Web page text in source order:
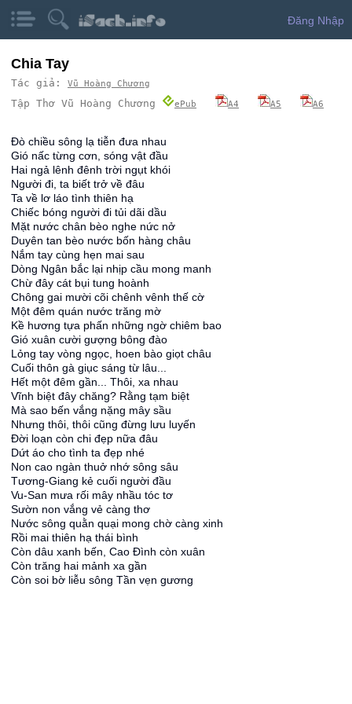
Đăng Nhập
Chia Tay
Tác giả: Vũ Hoàng Chương
Tập Thơ Vũ Hoàng Chương ePub A4 A5 A6
Đò chiều sông lạ tiễn đưa nhau
Gió nấc từng cơn, sóng vật đầu
Hai ngả lênh đênh trời ngụt khói
Người đi, ta biết trở về đâu
Ta về lơ láo tình thiên hạ
Chiếc bóng người đi tủi dãi dầu
Mặt nước chân bèo nghe nức nở
Duyên tan bèo nước bốn hàng châu
Nắm tay cùng hẹn mai sau
Dòng Ngân bắc lại nhịp cầu mong manh
Chừ đây cát bụi tung hoành
Chông gai mười cõi chênh vênh thế cờ
Một đêm quán nước trăng mờ
Kề hương tựa phấn những ngờ chiêm bao
Gió xuân cười gượng bông đào
Lỏng tay vòng ngọc, hoen bào giọt châu
Cuối thôn gà giục sáng từ lâu...
Hết một đêm gần... Thôi, xa nhau
Vĩnh biệt đây chăng? Rằng tạm biệt
Mà sao bến vắng nặng mây sầu
Nhưng thôi, thôi cũng đừng lưu luyến
Đời loạn còn chi đẹp nữa đâu
Dứt áo cho tình ta đẹp nhé
Non cao ngàn thuở nhớ sông sâu
Tương-Giang kẻ cuối người đầu
Vu-San mưa rối mây nhầu tóc tơ
Sườn non vắng vẻ càng thơ
Nước sông quằn quại mong chờ càng xinh
Rồi mai thiên hạ thái bình
Còn dâu xanh bến, Cao Đình còn xuân
Còn trăng hai mảnh xa gần
Còn soi bờ liễu sông Tần vẹn gương